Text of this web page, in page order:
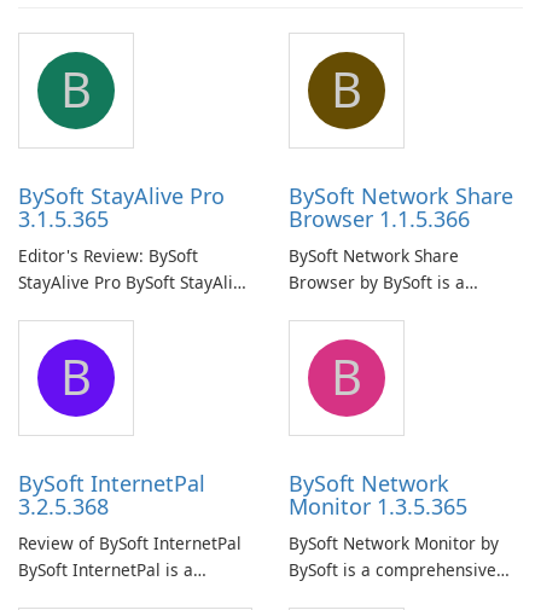
B
BySoft StayAlive Pro
3.1.5.365
Editor's Review: BySoft
StayAlive Pro BySoft StayAlive
application designed to
ensure the continuous and
uninterrupted operation of
your computer system.
B
BySoft Network Share
Browser 1.1.5.366
BySoft Network Share
Browser by BySoft is a
application that allows users
to easily browse and manage
shared folders on their
network.
B
BySoft InternetPal
3.2.5.368
Review of BySoft InternetPal
BySoft InternetPal is a
B
BySoft Network
Monitor 1.3.5.365
BySoft Network Monitor by
BySoft is a comprehensive